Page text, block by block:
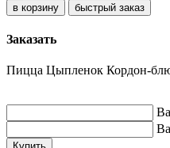
быстрый заказ
Заказать
Пицца Цыпленок Кордон-